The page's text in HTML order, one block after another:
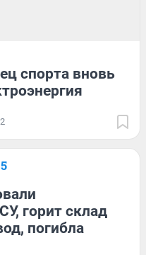
спорта вновь
2
горит склад
погибла